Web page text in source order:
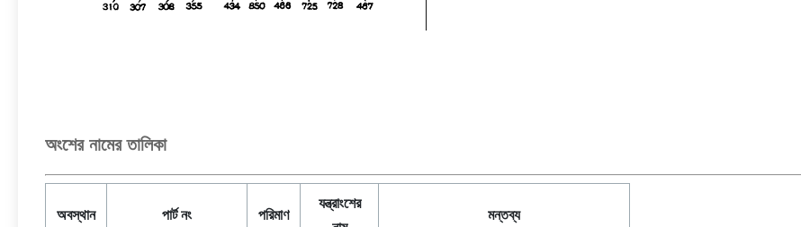
অংশের নামের তালিকা
অবস্থান পার্ট নং পরিমাণ
যন্ত্রাংশের
মন্তব্য